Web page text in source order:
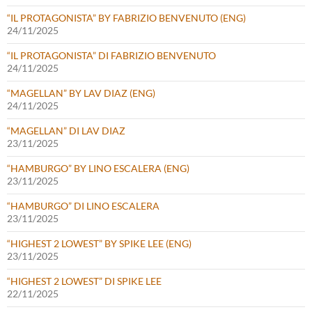
“IL PROTAGONISTA” BY FABRIZIO BENVENUTO (ENG)
24/11/2025
“IL PROTAGONISTA” DI FABRIZIO BENVENUTO
24/11/2025
“MAGELLAN” BY LAV DIAZ (ENG)
24/11/2025
“MAGELLAN” DI LAV DIAZ
23/11/2025
“HAMBURGO” BY LINO ESCALERA (ENG)
23/11/2025
“HAMBURGO” DI LINO ESCALERA
23/11/2025
“HIGHEST 2 LOWEST” BY SPIKE LEE (ENG)
23/11/2025
“HIGHEST 2 LOWEST” DI SPIKE LEE
22/11/2025